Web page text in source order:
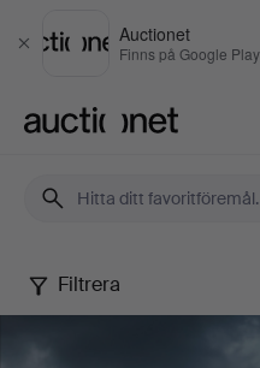
Stäng
Auctionet
Finns på Google Play
En
svensk
Filtrera